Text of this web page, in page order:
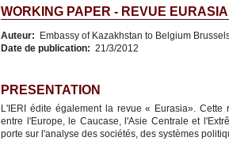
WORKING PAPER - REVUE EURASIA
Auteur: Еmbassy of Kazakhstan to Belgium
Date de publication: 21/3/2012
PRESENTATION
L'IERI édite également la revue « Eurasia».
entre l'Europe, le Caucase, l'Asie Centrale et
porte sur l'analyse des sociétés, des systèmes